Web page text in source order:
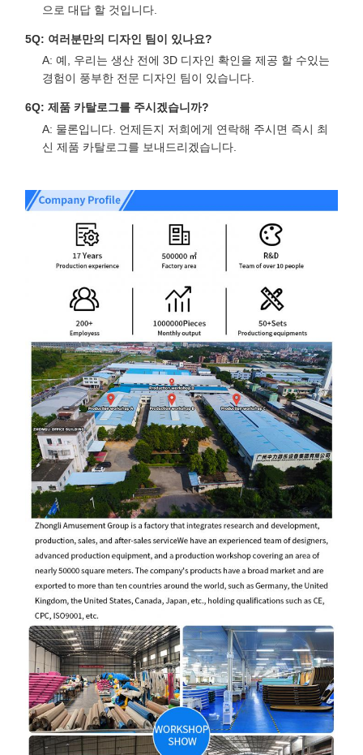
으로 대답 할 것입니다.
5Q: 여러분만의 디자인 팀이 있나요?
A: 예, 우리는 생산 전에 3D 디자인 확인을 제공 할 수있는
경험이 풍부한 전문 디자인 팀이 있습니다.
6Q: 제품 카탈로그를 주시겠습니까?
A: 물론입니다. 언제든지 저희에게 연락해 주시면 즉시 최
신 제품 카탈로그를 보내드리겠습니다.